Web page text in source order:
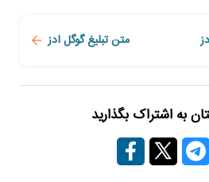
متن تبلیغ گوگل ادز
به اشتراک بگذارید